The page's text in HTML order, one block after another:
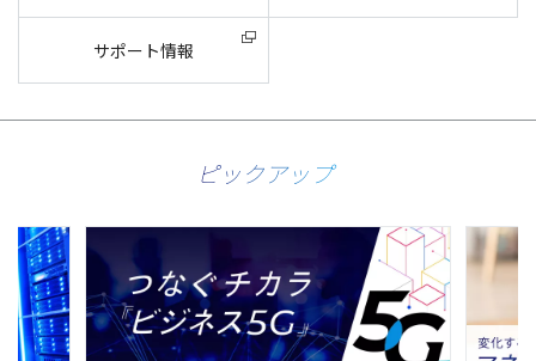
サポート情報
ピックアップ